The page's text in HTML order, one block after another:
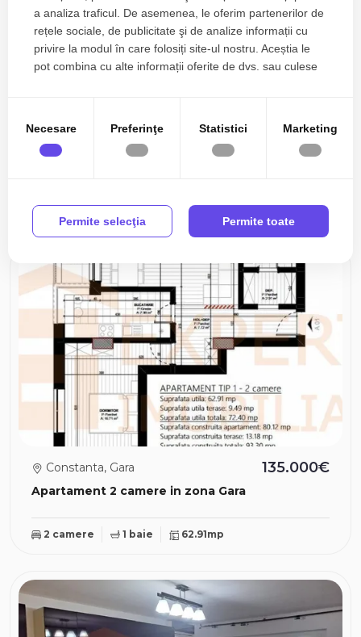
84.900€
2 camere 1 baie 50.04mp
Apartament 2 camere in zona Gara
Constanta, Gara 135.000€
2 camere 1 baie 62.91mp
a analiza traficul. De asemenea, le oferim partenerilor de
rețele sociale, de publicitate şi de analize informații cu
privire la modul în care folosiți site-ul nostru. Aceștia le
pot combina cu alte informații oferite de dvs. sau culese
Necesare Preferinţe Statistici Marketing
Permite selecţia Permite toate